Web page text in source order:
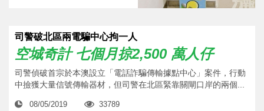
司警破北區兩電騙中心拘一人
空城奇計 七個月掠2,500 萬人仔
司警偵破首宗於本澳設立「電話詐騙傳輸據點中心」案件，行動
中撿獲大量信號傳輸器材，但司警在北區緊靠關閘口岸的兩個...
08/05/2019 33789